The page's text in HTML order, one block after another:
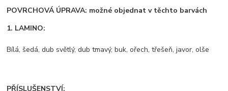
POVRCHOVÁ ÚPRAVA: možné objednat v těchto barvách
1. LAMINO:
Bílá, šedá, dub světlý, dub tmavý, buk, ořech, třešeň, javor, olše
PŘÍSLUŠENSTVÍ: